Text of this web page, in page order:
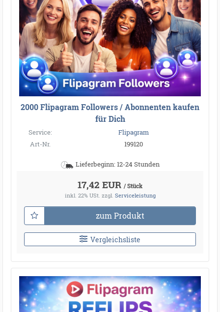
2000 Flipagram Followers / Abonnenten kaufen
für Dich
Service:
Flipagram
Art-Nr.
199120
Lieferbeginn: 12-24 Stunden
17,42 EUR / Stück
inkl. 22% USt. zzgl. Serviceleistung
zum Produkt
Vergleichsliste